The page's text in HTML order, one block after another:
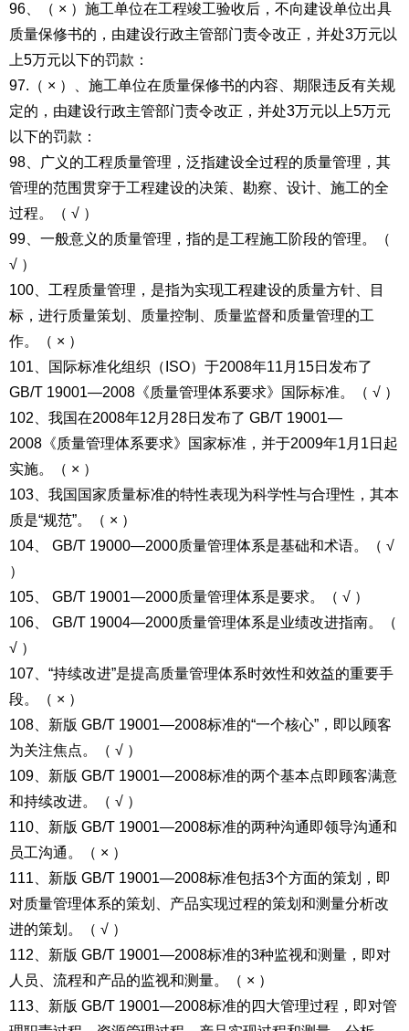
96、（ × ）施工单位在工程竣工验收后，不向建设单位出具
质量保修书的，由建设行政主管部门责令改正，并处3万元以
上5万元以下的罚款：
97.（ × ）、施工单位在质量保修书的内容、期限违反有关规
定的，由建设行政主管部门责令改正，并处3万元以上5万元
以下的罚款：
98、广义的工程质量管理，泛指建设全过程的质量管理，其
管理的范围贯穿于工程建设的决策、勘察、设计、施工的全
过程。（ √ ）
99、一般意义的质量管理，指的是工程施工阶段的管理。（
√ ）
100、工程质量管理，是指为实现工程建设的质量方针、目
标，进行质量策划、质量控制、质量监督和质量管理的工
作。（ × ）
101、国际标准化组织（ISO）于2008年11月15日发布了
GB/T 19001—2008《质量管理体系要求》国际标准。（ √ ）
102、我国在2008年12月28日发布了 GB/T 19001—
2008《质量管理体系要求》国家标准，并于2009年1月1日起
实施。（ × ）
103、我国国家质量标准的特性表现为科学性与合理性，其本
质是“规范”。（ × ）
104、 GB/T 19000—2000质量管理体系是基础和术语。（ √
）
105、 GB/T 19001—2000质量管理体系是要求。（ √ ）
106、 GB/T 19004—2000质量管理体系是业绩改进指南。（
√ ）
107、“持续改进”是提高质量管理体系时效性和效益的重要手
段。（ × ）
108、新版 GB/T 19001—2008标准的“一个核心”，即以顾客
为关注焦点。（ √ ）
109、新版 GB/T 19001—2008标准的两个基本点即顾客满意
和持续改进。（ √ ）
110、新版 GB/T 19001—2008标准的两种沟通即领导沟通和
员工沟通。（ × ）
111、新版 GB/T 19001—2008标准包括3个方面的策划，即
对质量管理体系的策划、产品实现过程的策划和测量分析改
进的策划。（ √ ）
112、新版 GB/T 19001—2008标准的3种监视和测量，即对
人员、流程和产品的监视和测量。（ × ）
113、新版 GB/T 19001—2008标准的四大管理过程，即对管